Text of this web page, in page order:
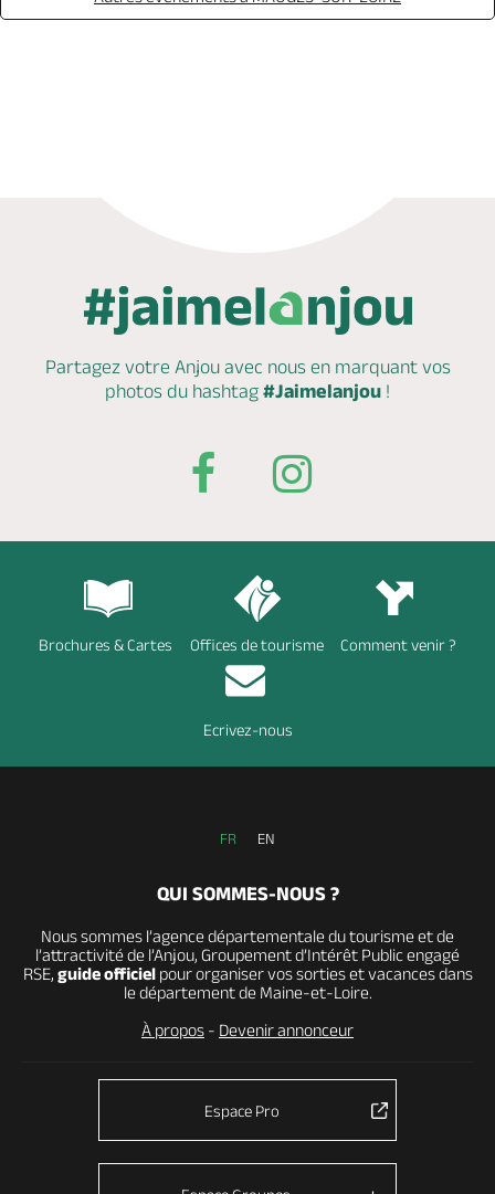
Partagez votre Anjou avec nous en marquantvos
photos du hashtag #Jaimelanjou !
Brochures & Cartes Offices de tourisme Comment venir ?
Ecrivez-nous
FR EN
QUI SOMMES-NOUS ?
Nous sommes l’agence départementale du tourisme et de
l’attractivité de l’Anjou, Groupement d’Intérêt Public engagé
RSE, guide officielpour organiser vos sorties et vacances dans
le département de Maine-et-Loire.
À propos - Devenir annonceur
Espace Pro